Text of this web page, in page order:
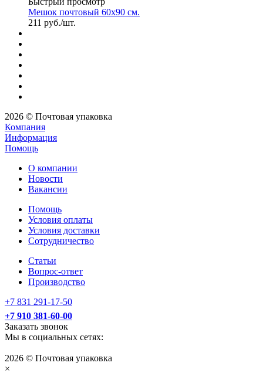
Мешок почтовый 60х90 см.
211 руб./шт.
2026 © Почтовая упаковка
Компания
Информация
Помощь
О компании
Новости
Вакансии
Помощь
Условия оплаты
Условия доставки
Сотрудничество
Статьи
Вопрос-ответ
Производство
+7 831 291-17-50
+7 910 381-60-00
Заказать звонок
Мы в социальных сетях:
2026 © Почтовая упаковка
×